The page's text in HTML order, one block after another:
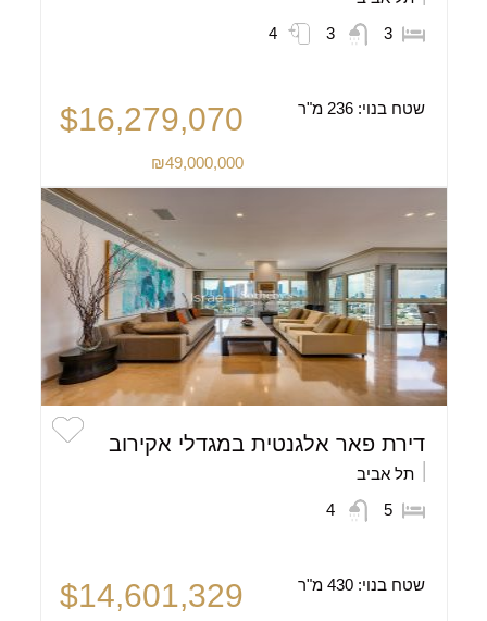
3
3
4
שטח בנוי:236 מ"ר $16,279,070
₪49,000,000
דירת פאר אלגנטית במגדלי אקירוב
תל אביב
5
4
שטח בנוי:430 מ"ר $14,601,329